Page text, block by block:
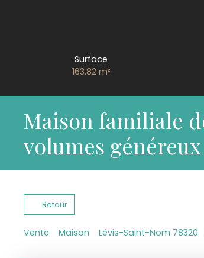
Surface
163.82 m²
Maison familiale
volumes
Retour
Vente Maison Lévis-Saint-Nom 78320